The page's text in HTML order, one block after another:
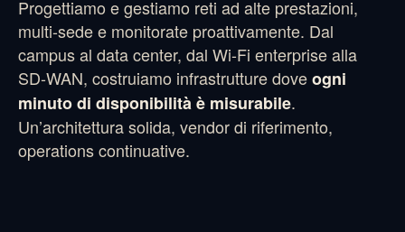
Progettiamo e gestiamo reti ad alte prestazioni,
multi-sede e monitorate proattivamente. Dal
campus al data center, dal Wi-Fi enterprise alla
SD-WAN, costruiamo infrastrutture doveogni
minuto di disponibilità è misurabile.
Un’architettura solida, vendor di riferimento,
operations continuative.